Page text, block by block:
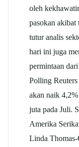
oleh
pasokan
tutur analis
hari ini juga
permintaan
Polling
akan naik
juta pada Juli.
Amerika
Linda